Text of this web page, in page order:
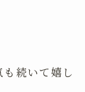
続いて嬉し